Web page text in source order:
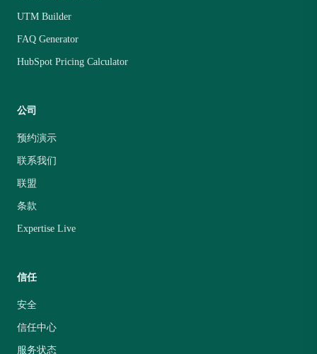
UTM Builder
FAQ Generator
HubSpot Pricing Calculator
公司
预约演示
联系我们
联盟
条款
Expertise Live
信任
安全
信任中心
服务状态